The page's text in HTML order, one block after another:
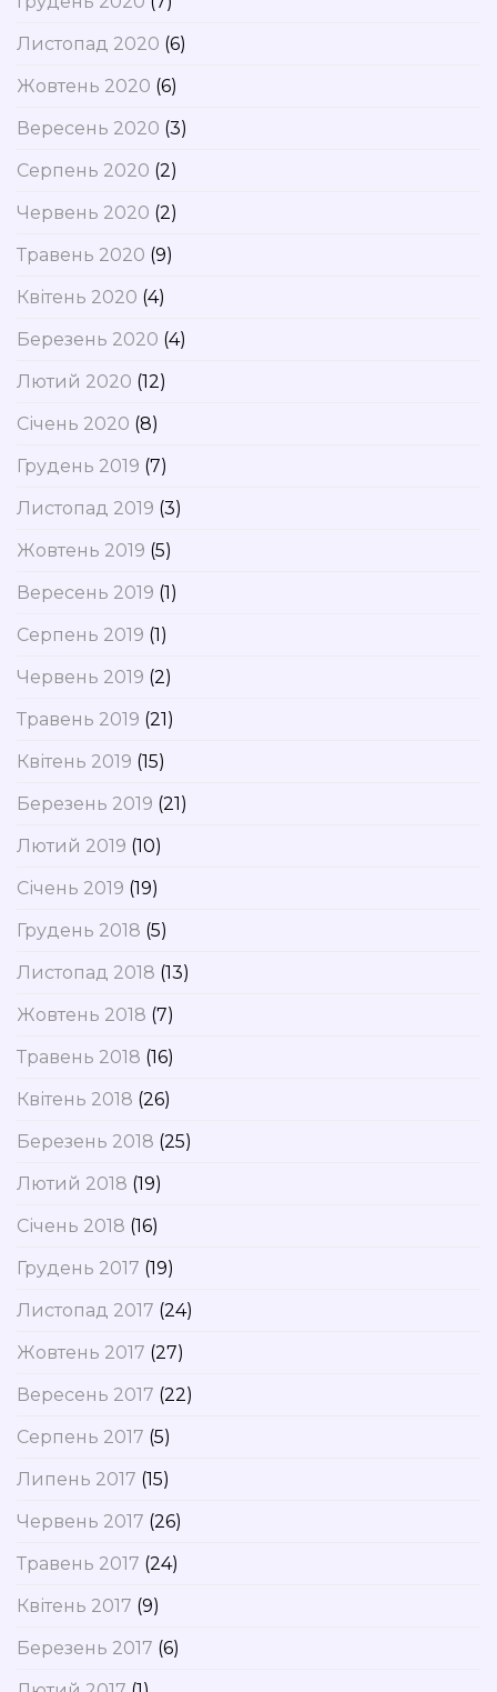
Листопад 2020 (6)
Жовтень 2020 (6)
Вересень 2020 (3)
Серпень 2020 (2)
Червень 2020 (2)
Травень 2020 (9)
Квітень 2020 (4)
Березень 2020 (4)
Лютий 2020 (12)
Січень 2020 (8)
Грудень 2019 (7)
Листопад 2019 (3)
Жовтень 2019 (5)
Вересень 2019 (1)
Серпень 2019 (1)
Червень 2019 (2)
Травень 2019 (21)
Квітень 2019 (15)
Березень 2019 (21)
Лютий 2019 (10)
Січень 2019 (19)
Грудень 2018 (5)
Листопад 2018 (13)
Жовтень 2018 (7)
Травень 2018 (16)
Квітень 2018 (26)
Березень 2018 (25)
Лютий 2018 (19)
Січень 2018 (16)
Грудень 2017 (19)
Листопад 2017 (24)
Жовтень 2017 (27)
Вересень 2017 (22)
Серпень 2017 (5)
Липень 2017 (15)
Червень 2017 (26)
Травень 2017 (24)
Квітень 2017 (9)
Березень 2017 (6)